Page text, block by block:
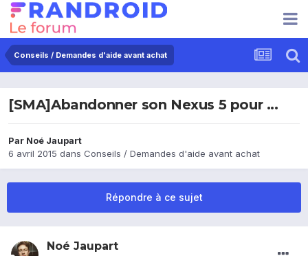
Conseils / Demandes d'aide avant achat
[SMA]Abandonner son Nexus 5 pour ...
Par Noé Jaupart
6 avril 2015 dans Conseils / Demandes d'aide avant achat
Répondre à ce sujet
Noé Jaupart